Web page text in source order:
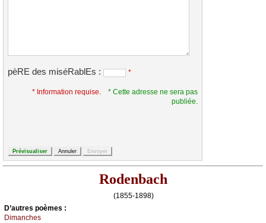
pèRE des miséRablEs : *
* Information requise.
* Cette adresse ne sera pas
publiée.
Rodenbach
(1855-1898)
D’autrеs pоèmеs :
Dimаnсhеs